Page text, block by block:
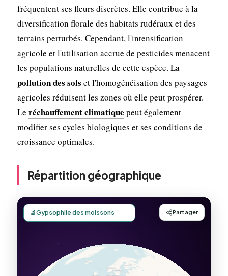
fréquentent ses fleurs discrètes. Elle contribue à la
diversification florale des habitats rudéraux et des
terrains perturbés. Cependant, l'intensification
agricole et l'utilisation accrue de pesticides menacent
les populations naturelles de cette espèce. La
pollution des sols et l'homogénéisation des paysages
agricoles réduisent les zones où elle peut prospérer.
Le réchauffement climatique peut également
modifier ses cycles biologiques et ses conditions de
croissance optimales.
Répartition géographique